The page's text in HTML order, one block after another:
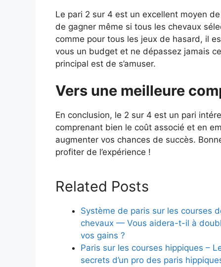
Le pari 2 sur 4 est un excellent moyen
de gagner même si tous les chevaux
comme pour tous les jeux de hasard, il
vous un budget et ne dépassez jamais
principal est de s’amuser.
Vers une meilleure
En conclusion, le 2 sur 4 est un pari
comprenant bien le coût associé et en
augmenter vos chances de succès.
profiter de l’expérience !
Related Posts
Système de paris sur les courses
chevaux — Vous aidera-t-il à
vos gains ?
Paris sur les courses hippiques –
secrets d’un pro des paris